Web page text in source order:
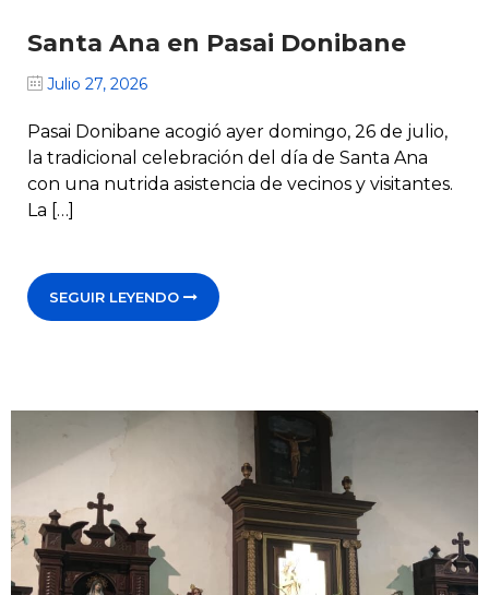
Santa Ana en Pasai Donibane
Julio 27, 2026
Pasai Donibane acogió ayer domingo, 26 de julio,
la tradicional celebración del día de Santa Ana
con una nutrida asistencia de vecinos y visitantes.
La […]
SEGUIR LEYENDO